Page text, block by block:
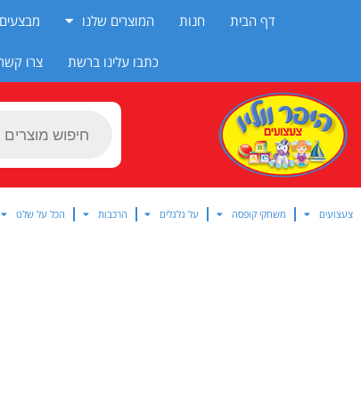
דף הבית חנות המוצרים שלנו מבצעים
כתבו עלינו ברשת צרו
Products
צעצועים משחקי קופסה על גלגלים הרכבות הכל על שלט